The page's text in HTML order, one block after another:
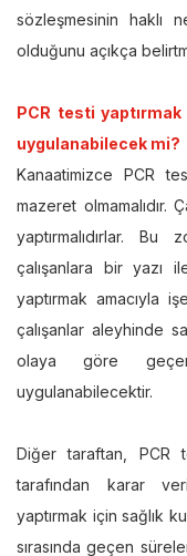
sözleşmesinin haklı
olduğunu açıkça
PCR testi
uygulanabilecek mi?
Kanaatimizce PCR
mazeret olmamalıdır.
yaptırmalıdırlar. Bu
çalışanlara bir yazı
yaptırmak amacıyla
çalışanlar aleyhinde
olaya göre
uygulanabilecektir.
Diğer taraftan, PCR
tarafından karar
yaptırmak için sağlık
sırasında geçen